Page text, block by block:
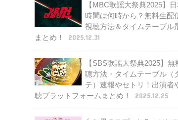
【MBC歌謡大祭典2025】
時間は何時から？無料生配
視聴方法＆タイムテーブル
まとめ！
2025.12.31
【SBS歌謡大祭典2025】無
聴方法・タイムテーブル（
テ）速報やセトリ！出演者
聴プラットフォームまとめ！
2025.12.25